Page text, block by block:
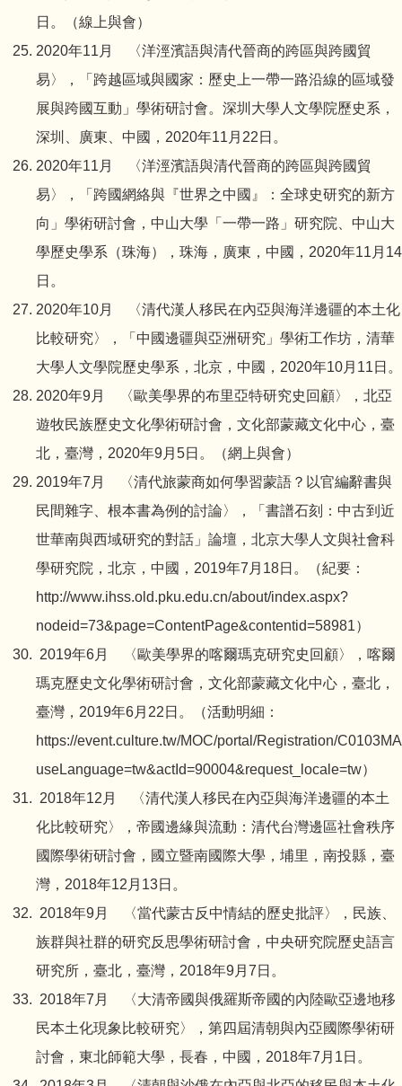
日。（線上與會）
2020年11月 〈洋涇濱語與清代晉商的跨區與跨國貿
易〉，「跨越區域與國家：歷史上一帶一路沿線的區域發
展與跨國互動」學術研討會。深圳大學人文學院歷史系，
深圳、廣東、中國，2020年11月22日。
2020年11月 〈洋涇濱語與清代晉商的跨區與跨國貿
易〉，「跨國網絡與『世界之中國』：全球史研究的新方
向」學術研討會，中山大學「一帶一路」研究院、中山大
學歷史學系（珠海），珠海，廣東，中國，2020年11月14
日。
2020年10月 〈清代漢人移民在內亞與海洋邊疆的本土化
比較研究〉，「中國邊疆與亞洲研究」學術工作坊，清華
大學人文學院歷史學系，北京，中國，2020年10月11日。
2020年9月 〈歐美學界的布里亞特研究史回顧〉，北亞
遊牧民族歷史文化學術研討會，文化部蒙藏文化中心，臺
北，臺灣，2020年9月5日。（網上與會）
2019年7月 〈清代旅蒙商如何學習蒙語？以官編辭書與
民間雜字、根本書為例的討論〉，「書譜石刻：中古到近
世華南與西域研究的對話」論壇，北京大學人文與社會科
學研究院，北京，中國，2019年7月18日。（紀要：
http://www.ihss.old.pku.edu.cn/about/index.aspx?
nodeid=73&page=ContentPage&contentid=58981）
2019年6月 〈歐美學界的喀爾瑪克研究史回顧〉，喀爾
瑪克歷史文化學術研討會，文化部蒙藏文化中心，臺北，
臺灣，2019年6月22日。（活動明細：
https://event.culture.tw/MOC/portal/Registration/
useLanguage=tw&actId=90004&request_locale=tw）
2018年12月 〈清代漢人移民在內亞與海洋邊疆的本土
化比較研究〉，帝國邊緣與流動：清代台灣邊區社會秩序
國際學術研討會，國立暨南國際大學，埔里，南投縣，臺
灣，2018年12月13日。
2018年9月 〈當代蒙古反中情結的歷史批評〉，民族、
族群與社群的研究反思學術研討會，中央研究院歷史語言
研究所，臺北，臺灣，2018年9月7日。
2018年7月 〈大清帝國與俄羅斯帝國的內陸歐亞邊地移
民本土化現象比較研究〉，第四屆清朝與內亞國際學術研
討會，東北師範大學，長春，中國，2018年7月1日。